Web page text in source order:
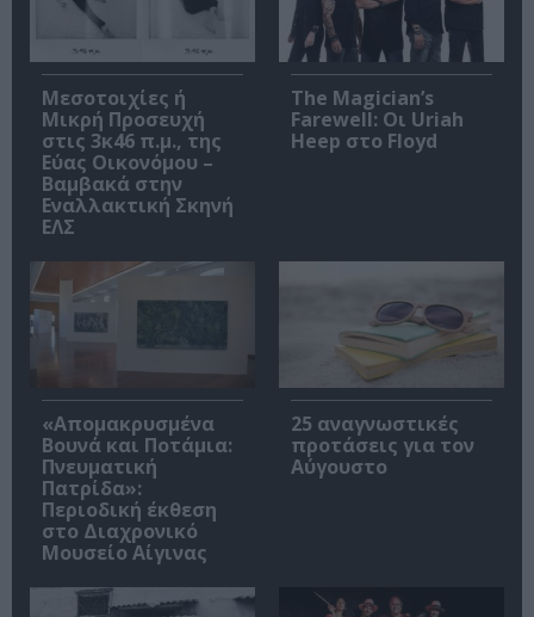
Μεσοτοιχίες ή
Μικρή Προσευχή
στις 3κ46 π.μ., της
Εύας Οικονόμου –
Βαμβακά στην
Εναλλακτική Σκηνή
ΕΛΣ
The Magician’s
Farewell: Οι Uriah
Heep στο Floyd
«Απομακρυσμένα
Βουνά και Ποτάμια:
Πνευματική
Πατρίδα»:
Περιοδική έκθεση
στο Διαχρονικό
Μουσείο Αίγινας
25 αναγνωστικές
προτάσεις για τον
Αύγουστο